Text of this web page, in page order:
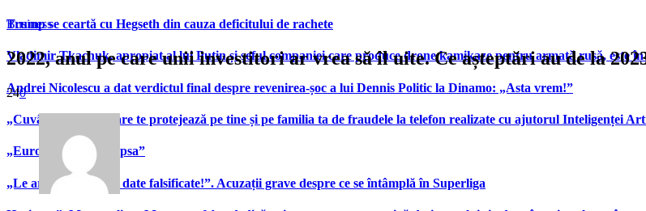
Trump se ceartă cu Hegseth din cauza deficitului de rachete
Vladimir Tkachuk, apropiat al lui Putin și șeful companiei care produce drone kamikaze pentru armată rusă, este în
Andrei Nicolescu a dat verdictul final despre revenirea-șoc a lui Dennis Politic la Dinamo: „Asta vrem!”
„Cuvântul secret” care te protejează pe tine și pe familia ta de fraudele la telefon realizate cu ajutorul Inteligenței
„Europa îi va simți lipsa”
„Le arată patronilor date falsificate!”. Acuzații grave despre ce se întâmplă în Superliga
Business
2022, anul pe care unii investitori ar vrea să îl uite. Ce așteptări au de la
240